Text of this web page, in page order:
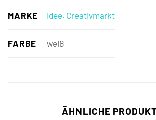
MARKE idee. Creativmarkt
FARBE weiß
ÄHNLICHE